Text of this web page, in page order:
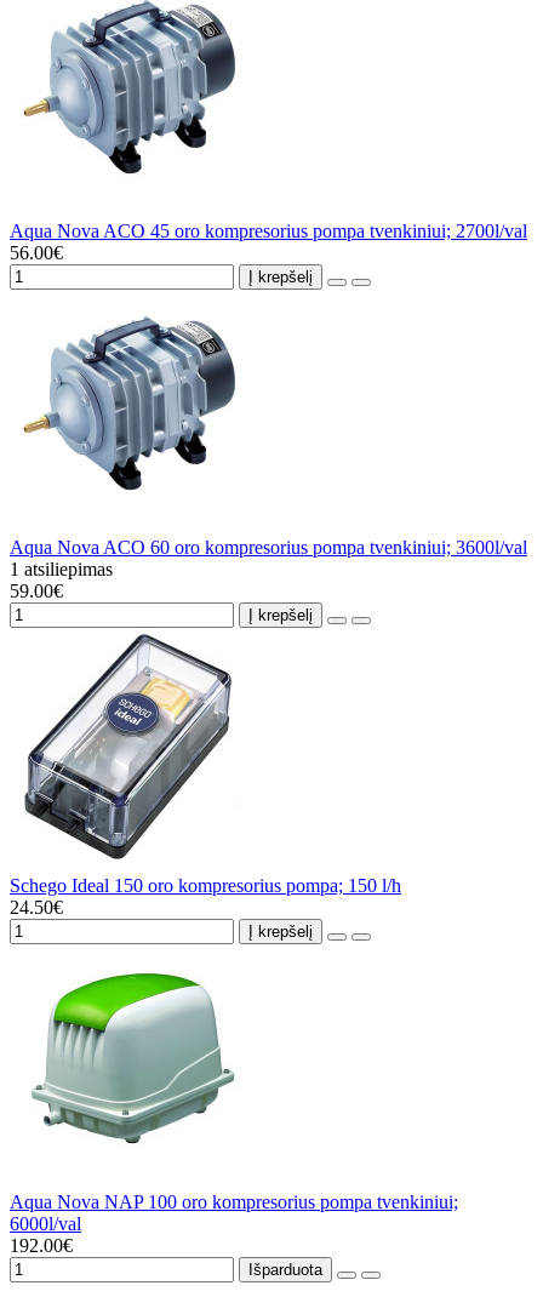
Aqua Nova ACO 45 oro kompresorius pompa tvenkiniui; 2700l/val
56.00€
Į krepšelį
Aqua Nova ACO 60 oro kompresorius pompa tvenkiniui; 3600l/val
1 atsiliepimas
59.00€
Į krepšelį
Schego Ideal 150 oro kompresorius pompa; 150 l/h
24.50€
Į krepšelį
Aqua Nova NAP 100 oro kompresorius pompa tvenkiniui;
6000l/val
192.00€
Išparduota